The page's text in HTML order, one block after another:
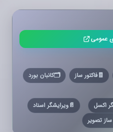
عمومی
🧾فاکتور ساز 🗂️کانبان بورد
اکسل 📄ویرایشگر اسناد
تصویر